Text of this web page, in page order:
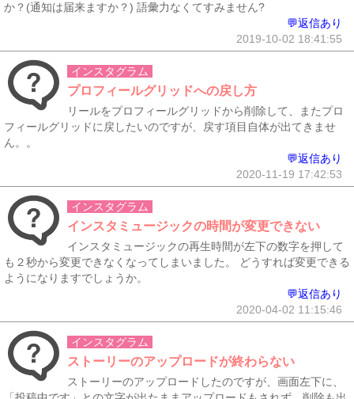
か？(通知は届来ますか？) 語彙力なくてすみません?
💬返信あり
2019-10-02 18:41:55
インスタグラム
プロフィールグリッドへの戻し方
リールをプロフィールグリッドから削除して、またプロ
フィールグリッドに戻したいのですが、戻す項目自体が出てきませ
ん。。
💬返信あり
2020-11-19 17:42:53
インスタグラム
インスタミュージックの時間が変更できない
インスタミュージックの再生時間が左下の数字を押して
も２秒から変更できなくなってしまいました。 どうすれば変更できる
ようになりますでしょうか。
💬返信あり
2020-04-02 11:15:46
インスタグラム
ストーリーのアップロードが終わらない
ストーリーのアップロードしたのですが、画面左下に、